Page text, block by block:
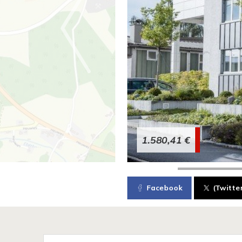
1.580,41 €
Facebook